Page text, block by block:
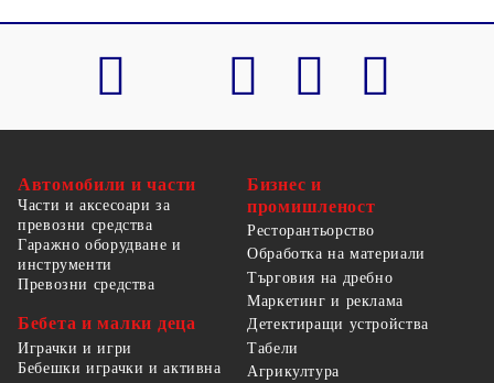
Автомобили и части
Части и аксесоари за
превозни средства
Гаражно оборудване и
инструменти
Превозни средства
Бебета и малки деца
Играчки и игри
Бебешки играчки и активна
Бизнес и
промишленост
Ресторантьорство
Обработка на материали
Търговия на дребно
Маркетинг и реклама
Детектиращи устройства
Табели
Агрикултура